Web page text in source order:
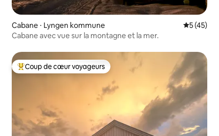
Cabane ⋅ Lyngen kommune
5 (45)
Cabane avec vue sur la montagne et la mer.
Coups de cœur voyageurs les plus appréciés
Coup de cœur voyageurs